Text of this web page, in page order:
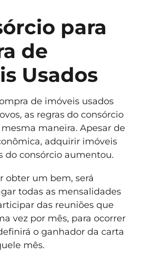
para
de
Usados
de imóveis usados
as regras do consórcio
maneira. Apesar de
adquirir imóveis
do consórcio aumentou.
obter um bem, será
todas as mensalidades
das reuniões que
vez por mês, para ocorrer
o ganhador da carta
mês.